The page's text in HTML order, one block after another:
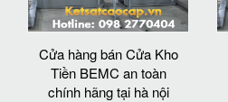
Cửa hàng bán Cửa Kho
Tiền BEMC an toàn
chính hãng tại hà nội